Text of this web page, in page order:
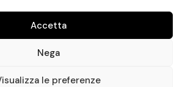
Accetta
Nega
le preferenze